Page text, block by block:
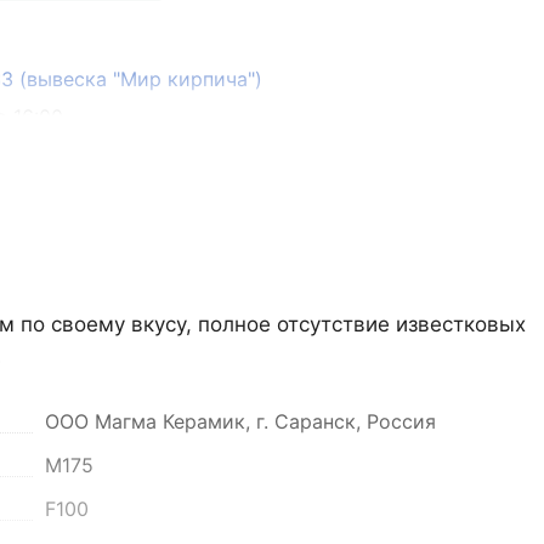
(вывеска "Мир кирпича")
село Преображенка, улица Ленинская, 75
своему вкусу, полное отсутствие известковых
ООО Магма Керамик, г. Саранск, Россия
М175
F100